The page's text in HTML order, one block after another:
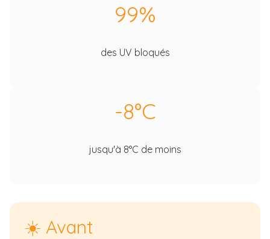
99%
des UV bloqués
-8°C
jusqu'à 8°C de moins
☀️ Avant